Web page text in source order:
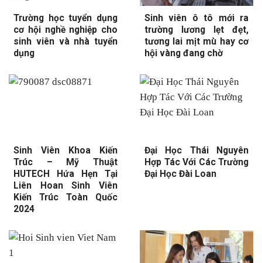
Trường học tuyển dụng
cơ hội nghề nghiệp cho
sinh viên và nhà tuyển
dụng
Sinh viên ô tô mới ra
trường lương lẹt đẹt,
tương lai mịt mù hay cơ
hội vàng đang chờ
Sinh Viên Khoa Kiến
Trúc – Mỹ Thuật
HUTECH Hứa Hẹn Tại
Liên Hoan Sinh Viên
Kiến Trúc Toàn Quốc
2024
Đại Học Thái Nguyên
Hợp Tác Với Các Trường
Đại Học Đài Loan